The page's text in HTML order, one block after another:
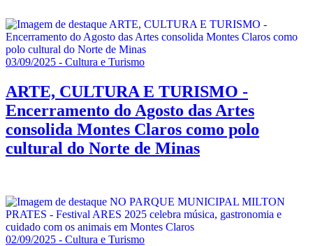
03/09/2025 - Cultura e Turismo
ARTE, CULTURA E TURISMO -
Encerramento do Agosto das Artes
consolida Montes Claros como polo
cultural do Norte de Minas
02/09/2025 - Cultura e Turismo